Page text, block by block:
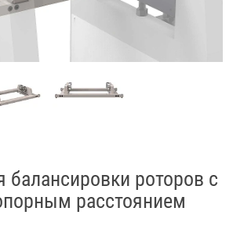
балансировки роторов с
расстоянием